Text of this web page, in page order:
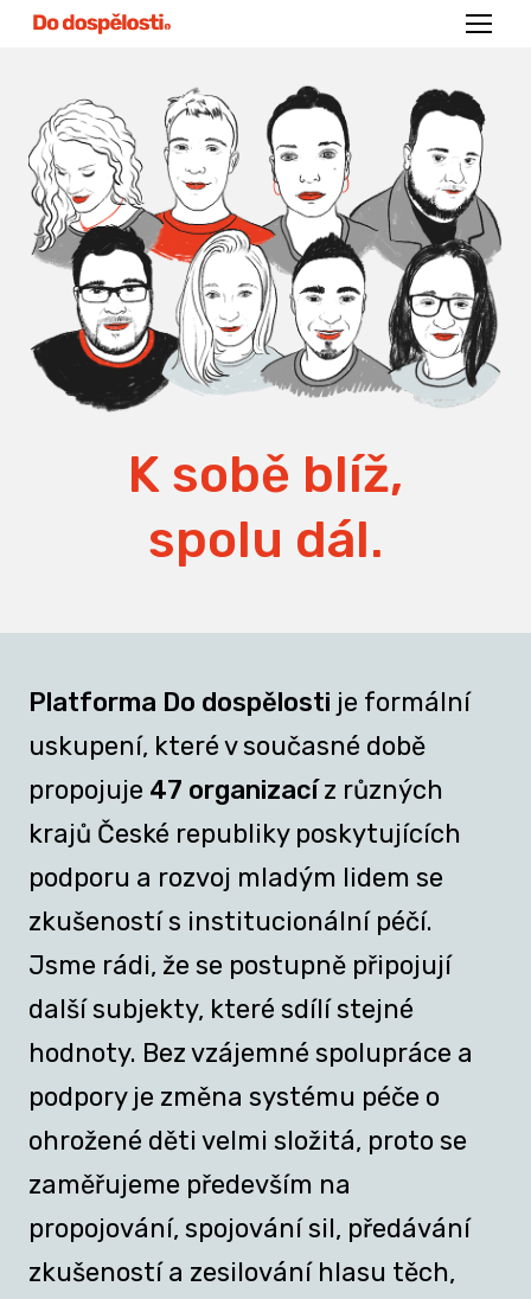
Menu
K sobě blíž,
spolu dál.
Platforma Do dospělosti je formální
uskupení, které v současné době
propojuje 47 organizacíz různých
krajů České republiky poskytujících
podporu a rozvoj mladým lidem se
zkušeností s institucionální péčí.
Jsme rádi, že se postupně připojují
další subjekty, které sdílí stejné
hodnoty. Bez vzájemné spolupráce a
podpory je změna systému péče o
ohrožené děti velmi složitá, proto se
zaměřujeme především na
propojování, spojování sil, předávání
zkušeností a zesilování hlasu těch,